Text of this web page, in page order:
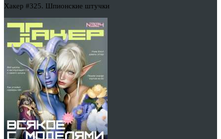
Хакер #325. Шпионские штучки